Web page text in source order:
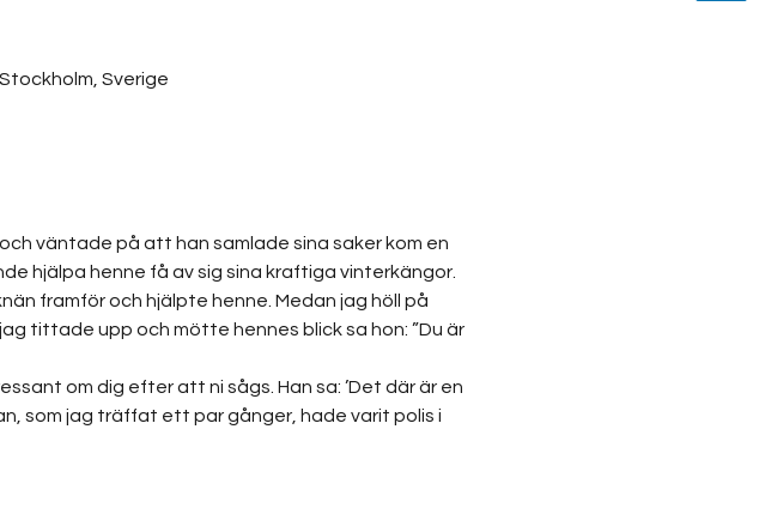
Sverige
väntade på att han samlade sina saker kom en
hjälpa henne få av sig sina kraftiga vinterkängor.
framför och hjälpte henne. Medan jag höll på
tittade upp och mötte hennes blick sa hon: ”Du är
om dig efter att ni sågs. Han sa: ’Det där är en
som jag träffat ett par gånger, hade varit polis i